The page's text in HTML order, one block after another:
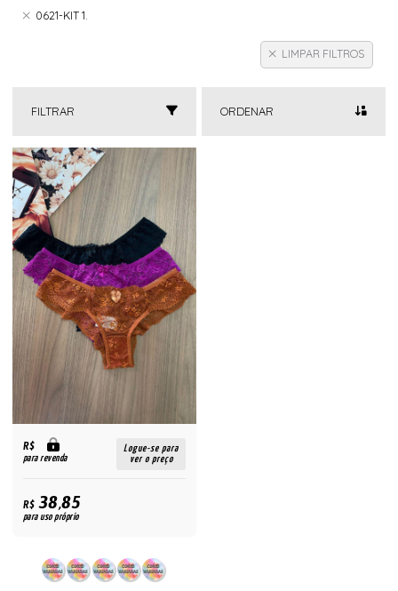
0621-KIT 1.
LIMPAR FILTROS
FILTRAR ORDENAR
R$
para revenda
Logue-se para
ver o preço
R$38,85
para uso próprio